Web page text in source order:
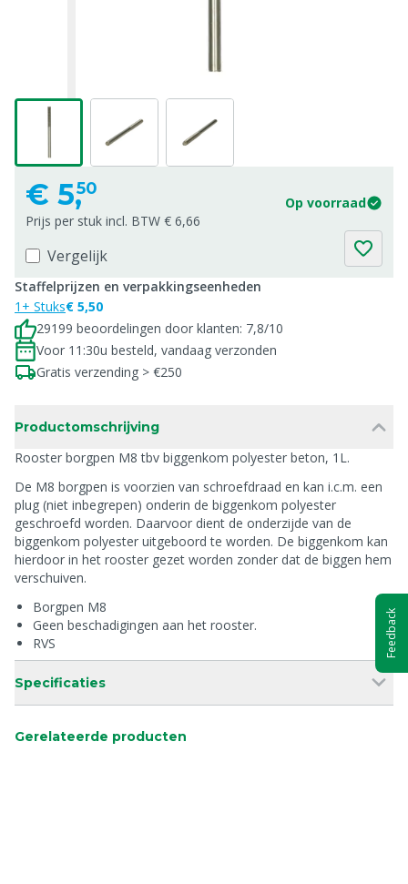
€ 5,50
Op voorraad
Prijs per stuk incl. BTW € 6,66
Vergelijk
Staffelprijzen en verpakkingseenheden
1+ Stuks€ 5,50
29199 beoordelingen door klanten: 7,8/10
Voor 11:30u besteld, vandaag verzonden
Gratis verzending > €250
Productomschrijving
Rooster borgpen M8 tbv biggenkom polyester beton, 1L.
De M8 borgpen is voorzien van schroefdraad en kan i.c.m. een
plug (niet inbegrepen) onderin de biggenkom polyester
geschroefd worden. Daarvoor dient de onderzijde van de
biggenkom polyester uitgeboord te worden. De biggenkom kan
hierdoor in het rooster gezet worden zonder dat de biggen hem
verschuiven.
Borgpen M8
Geen beschadigingen aan het rooster.
RVS
Specificaties
Gerelateerde producten
Feedback